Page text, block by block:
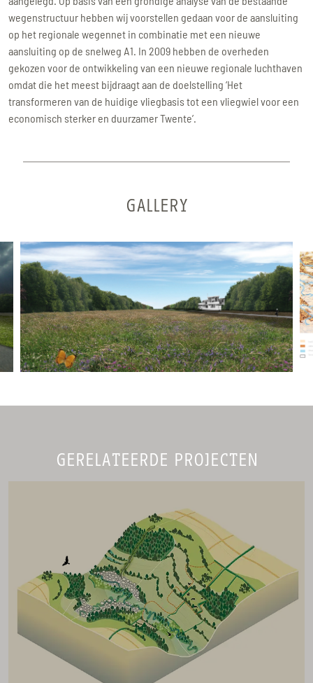
wegenstructuur hebben wij voorstellen gedaan voor de aansluiting
op het regionale wegennet in combinatie met een nieuwe
aansluiting op de snelweg A1. In 2009 hebben de overheden
gekozen voor de ontwikkeling van een nieuwe regionale luchthaven
omdat die het meest bijdraagt aan de doelstelling ‘Het
transformeren van de huidige vliegbasis tot een vliegwiel voor een
economisch sterker en duurzamer Twente’.
GALLERY
GERELATEERDE PROJECTEN